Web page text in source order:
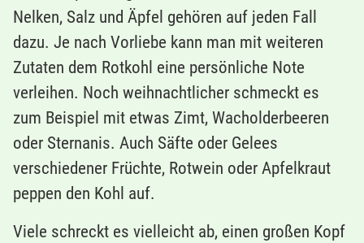
Nelken, Salz und Äpfel gehören auf jeden Fall
dazu. Je nach Vorliebe kann man mit weiteren
Zutaten dem Rotkohl eine persönliche Note
verleihen. Noch weihnachtlicher schmeckt es
zum Beispiel mit etwas Zimt, Wacholderbeeren
oder Sternanis. Auch Säfte oder Gelees
verschiedener Früchte, Rotwein oder Apfelkraut
peppen den Kohl auf.
Viele schreckt es vielleicht ab, einen großen Kopf